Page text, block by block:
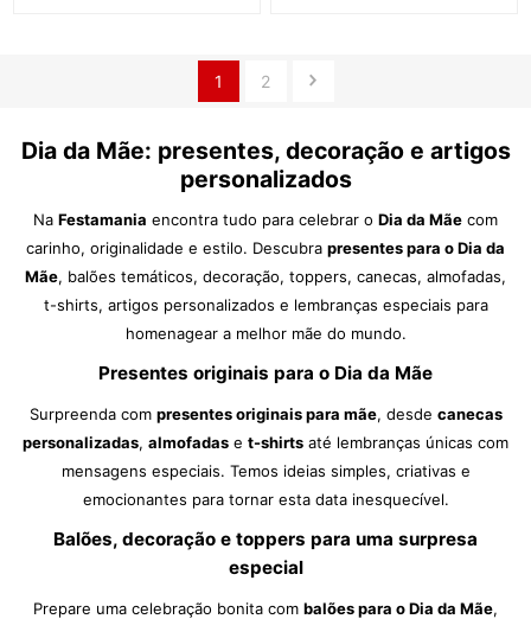
1 2
Dia da Mãe: presentes, decoração e artigos
personalizados
Na Festamania encontra tudo para celebrar o Dia da Mãe com
carinho, originalidade e estilo. Descubra presentes para o Dia da
Mãe, balões temáticos, decoração, toppers, canecas, almofadas,
t-shirts, artigos personalizados e lembranças especiais para
homenagear a melhor mãe do mundo.
Presentes originais para o Dia da Mãe
Surpreenda com presentes originais para mãe, desde canecas
personalizadas, almofadas e t-shirts até lembranças únicas com
mensagens especiais. Temos ideias simples, criativas e
emocionantes para tornar esta data inesquecível.
Balões, decoração e toppers para uma surpresa
especial
Prepare uma celebração bonita com balões para o Dia da Mãe,